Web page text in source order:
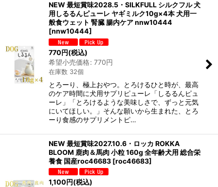
NEW 最短賞味2028.5・SILKFULL シルクフル 犬
用しるるんピューレ ヤギミルク10g×4本 犬用一
般食ウェット 腎臓 腸内ケア nnw10444
[nnw10444]
770円(税込)
希望小売価格: 770円
在庫数 32個
とろーり、極上おやつ。とろけるひと時が、最高
のケア時間に犬用サプリピューレ「しるるんピュ
ーレ」「とろけるような美味しさで、ずっと元気
にいてほしい。」そんな願いから生まれた、とろ
ーり食感のサプリメントピ…
NEW 最短賞味2027.10.6・ロッカ ROKKA
BLOOM 鹿肉＆馬肉 小粒 160g 全年齢犬用 総合栄
養食 国産roc46683 [roc46683]
1,100円(税込)